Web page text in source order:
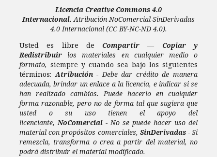
Licencia Creative Commons 4.0
Internacional.Atribución-NoComercial-SinDerivadas
4.0 Internacional(CC BY-NC-ND 4.0).
Usted es libre de Compartir — Copiar y
Redistribuir los materiales en cualquier medio o
formato, siempre y cuando sea bajo los siguientes
términos:Atribución- Debe dar crédito de manera
adecuada, brindar un enlace a la licencia, e indicar si se
han realizado cambios. Puede hacerlo en cualquier
forma razonable, pero no de forma tal que sugiera que
usted o su uso tienen el apoyo del
licenciante,NoComercial - No se puede hacer uso del
material con propósitos comerciales, SinDerivadas- Si
remezcla, transforma o crea a partir del material, no
podrá distribuir el material modificado.